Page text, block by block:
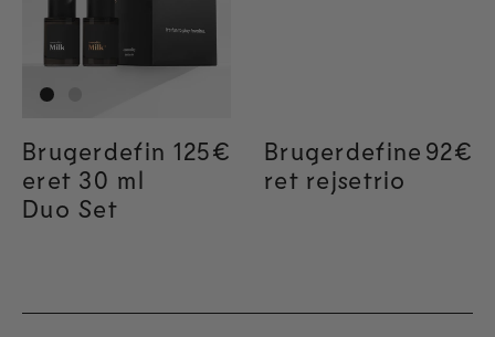
Brugerdefin
eret 30 ml
Duo Set
Regular price
125€
Brugerdefine
ret rejsetrio
92€